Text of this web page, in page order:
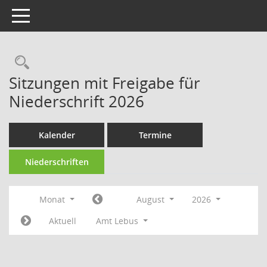
Toggle navigation
Rechercheauswahl
Sitzungen mit Freigabe für
Niederschrift 2026
Kalender Termine
Niederschriften
Monat August
2026
Aktuell
Amt Lebus